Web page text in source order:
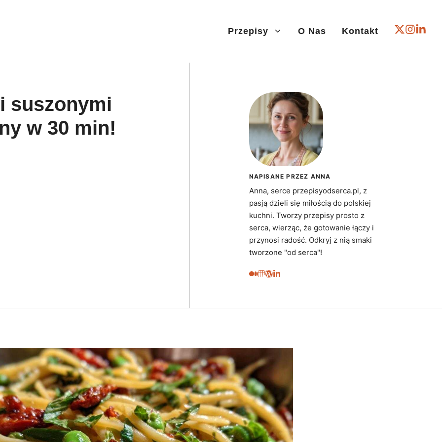
Przepisy O Nas Kontakt
suszonymi
w 30 min!
NAPISANE PRZEZ ANNA
Anna, serce przepisyodserca.pl, z
pasją dzieli się miłością do polskiej
kuchni. Tworzy przepisy prosto z
serca, wierząc, że gotowanie łączy i
przynosi radość. Odkryj z nią smaki
tworzone "od serca"!